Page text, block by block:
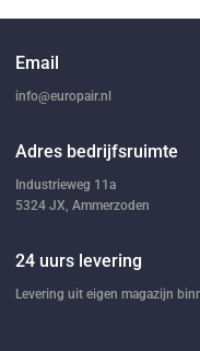
Email
info@europair.nl
Adres bedrijfsruimte
Industrieweg 11a
5324 JX, Ammerzoden
24 uurs levering
Levering uit eigen magazijn